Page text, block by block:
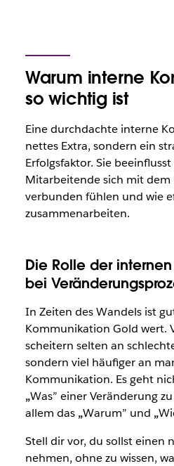
Warum interne
so wichtig ist
Eine durchdachte interne
nettes Extra, sondern ein
Erfolgsfaktor. Sie
Mitarbeitende sich mit
verbunden fühlen und wie
zusammenarbeiten.
Die Rolle der
bei
In Zeiten des Wandels ist
Kommunikation Gold wert.
scheitern selten an
sondern viel häufiger an
Kommunikation. Es geht
„Was” einer Veränderung
allem das „Warum” und „
Stell dir vor, du sollst einen
nehmen, ohne zu wissen,